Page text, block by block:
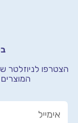
הצטרפו לניוזלטר